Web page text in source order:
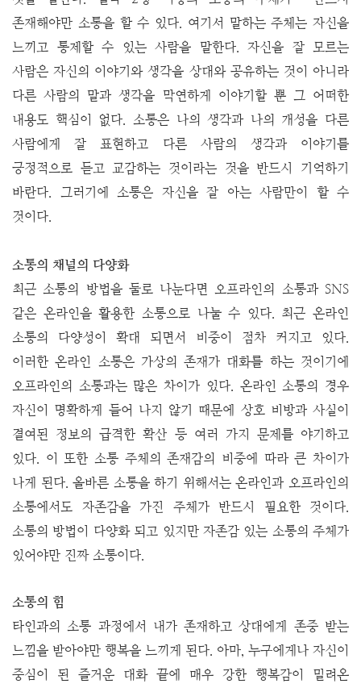
존재해야만 소통을 할 수 있다. 여기서 말하는 주체는 자신을
느끼고 통제할 수 있는 사람을 말한다. 자신을 잘 모르는
사람은 자신의 이야기와 생각을 상대와 공유하는 것이 아니라
다른 사람의 말과 생각을 막연하게 이야기할 뿐 그 어떠한
내용도 핵심이 없다. 소통은 나의 생각과 나의 개성을 다른
사람에게 잘 표현하고 다른 사람의 생각과 이야기를
긍정적으로 듣고 교감하는 것이라는 것을 반드시 기억하기
바란다. 그러기에 소통은 자신을 잘 아는 사람만이 할 수
것이다.
소통의 채널의 다양화
최근 소통의 방법을 둘로 나눈다면 오프라인의 소통과 SNS
같은 온라인을 활용한 소통으로 나눌 수 있다. 최근 온라인
소통의 다양성이 확대 되면서 비중이 점차 커지고 있다.
이러한 온라인 소통은 가상의 존재가 대화를 하는 것이기에
오프라인의 소통과는 많은 차이가 있다. 온라인 소통의 경우
자신이 명확하게 들어 나지 않기 때문에 상호 비방과 사실이
결여된 정보의 급격한 확산 등 여러 가지 문제를 야기하고
있다. 이 또한 소통 주체의 존재감의 비중에 따라 큰 차이가
나게 된다. 올바른 소통을 하기 위해서는 온라인과 오프라인의
소통에서도 자존감을 가진 주체가 반드시 필요한 것이다.
소통의 방법이 다양화 되고 있지만 자존감 있는 소통의 주체가
있어야만 진짜 소통이다.
소통의 힘
타인과의 소통 과정에서 내가 존재하고 상대에게 존중 받는
느낌을 받아야만 행복을 느끼게 된다. 아마, 누구에게나 자신이
중심이 된 즐거운 대화 끝에 매우 강한 행복감이 밀려온